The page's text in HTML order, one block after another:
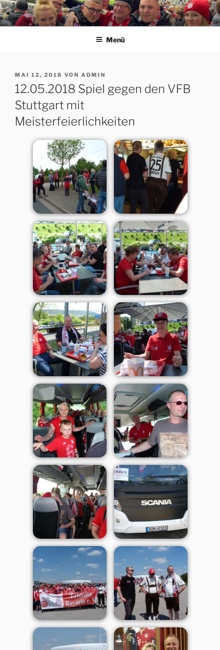
Zum
Inhalt
springenERFORDIA BAVARIA E.V.
Herzlich Willkommen auf der Homepage des Erfurter FC Bayern
Menü
VERÖFFENTLICHT
AM
MAI 12, 2018 VON ADMIN
12.05.2018 Spiel gegen den VFB
Stuttgart mit
Meisterfeierlichkeiten